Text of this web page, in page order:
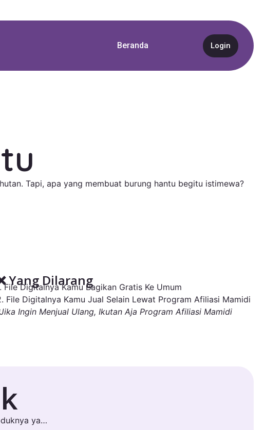
Beranda Login
Tapi, apa yang membuat burung hantu begitu istimewa?
Yang Dilarang
File Digitalnya Kamu Bagikan Gratis Ke Umum
File Digitalnya Kamu Jual Selain Lewat Program Afiliasi Mamidi
Ingin Menjual Ulang, Ikutan Aja Program Afiliasi Mamidi
ya…